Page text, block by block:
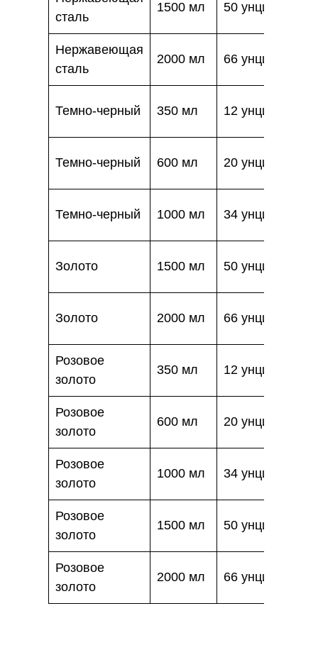
сталь
1500 мл 50 унций
Нержавеющая
сталь
2000 мл 66 унций
Темно-черный 350 мл 12 унций
Темно-черный 600 мл 20 унций
Темно-черный 1000 мл 34 унции
Золото 1500 мл 50 унций
Золото 2000 мл 66 унций
Розовое
золото
350 мл 12 унций
Розовое
золото
600 мл 20 унций
Розовое
золото
1000 мл 34 унции
Розовое
золото
1500 мл 50 унций
Розовое
золото
2000 мл 66 унций